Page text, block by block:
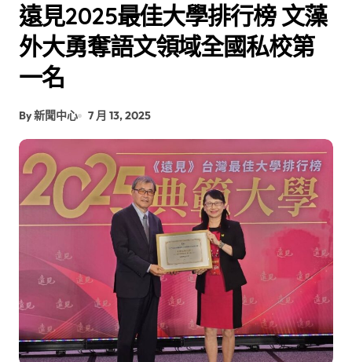
遠見2025最佳大學排行榜 文藻
外大勇奪語文領域全國私校第
一名
By 新聞中心 7 月 13, 2025